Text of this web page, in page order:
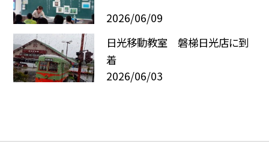
2026/06/09
日光移動教室 磐梯日光店に到
着
2026/06/03